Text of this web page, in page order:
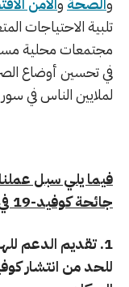
تلبية الاحتياجات
مجتمعات محلية
في تحسين أوضاع
لملايين الناس في
فيما يلي سبل
جائحة كوفيد-19 في سورية:
1. تقديم الدعم